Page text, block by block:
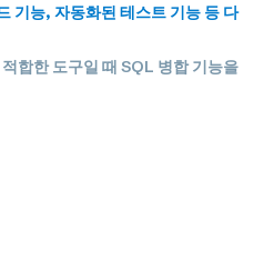
능, 자동화된 테스트 기능 등 다
합한 도구일 때 SQL 병합 기능을